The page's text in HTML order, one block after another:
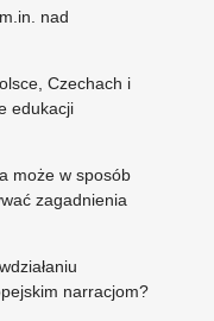
nad
Czechach i
edukacji
może w sposób
zagadnienia
narracjom?